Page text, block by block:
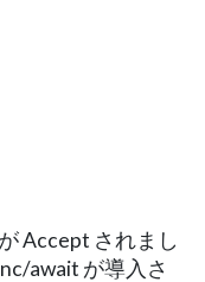
Accept されまし
await が導入さ